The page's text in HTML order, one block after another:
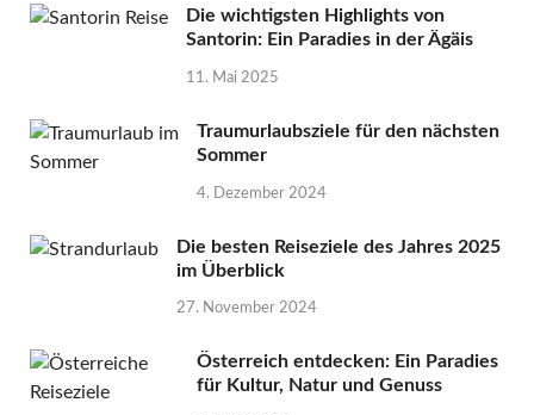
Die wichtigsten Highlights von
Santorin: Ein Paradies in der Ägäis
11. Mai 2025
Traumurlaubsziele für den nächsten
Sommer
4. Dezember 2024
Die besten Reiseziele des Jahres 2025
im Überblick
27. November 2024
Österreich entdecken: Ein Paradies
für Kultur, Natur und Genuss